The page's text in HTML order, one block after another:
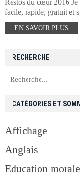
Restos du cœur 2016 Je
facile, rapide, gratuit et
EN SAVOIR PLUS
RECHERCHE
CATÉGORIES ET
Affichage
Anglais
Education